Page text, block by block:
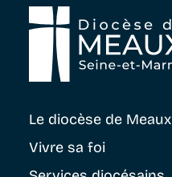
Le diocèse de Meaux
Vivre sa foi